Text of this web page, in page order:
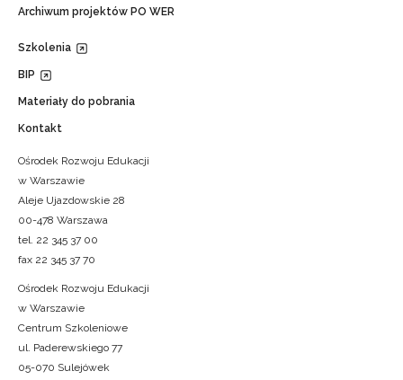
Archiwum projektów PO WER
Szkolenia
BIP
Materiały do pobrania
Kontakt
Ośrodek Rozwoju Edukacji
w Warszawie
Aleje Ujazdowskie 28
00-478 Warszawa
tel. 22 345 37 00
fax 22 345 37 70
Ośrodek Rozwoju Edukacji
w Warszawie
Centrum Szkoleniowe
ul. Paderewskiego 77
05-070 Sulejówek